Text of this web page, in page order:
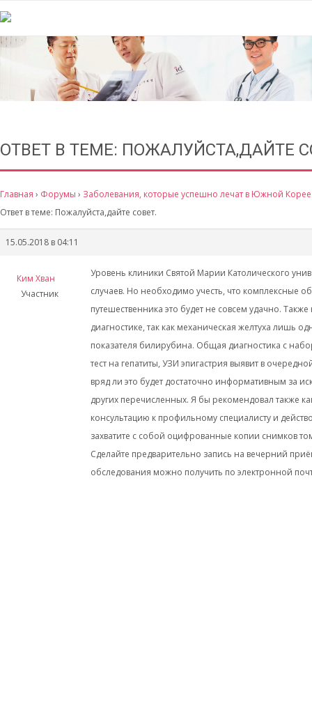
ОТВЕТ В ТЕМЕ: ПОЖАЛУЙСТА,ДАЙТЕ
Главная › Форумы › Заболевания, которые успешно лечат в Южной
Ответ в теме: Пожалуйста,дайте совет.
15.05.2018 в 04:11
Ким Хван
Участник
Уровень клиники Святой Марии Католического
случаев. Но необходимо учесть, что комплексные
путешественника это будет не совсем удачно.
диагностике, так как механическая желтуха лишь
показателя билирубина. Общая диагностика с
тест на гепатиты, УЗИ эпигастрия выявит в
вряд ли это будет достаточно информативным за
других перечисленных. Я бы рекомендовал также
консультацию к профильному специалисту и
захватите с собой оцифрованные копии снимков
Сделайте предварительно запись на вечерний
обследования можно получить по электронной